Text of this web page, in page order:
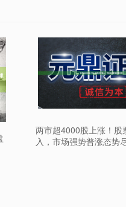
两市超4000股上涨！股
入，市场强势普涨态势